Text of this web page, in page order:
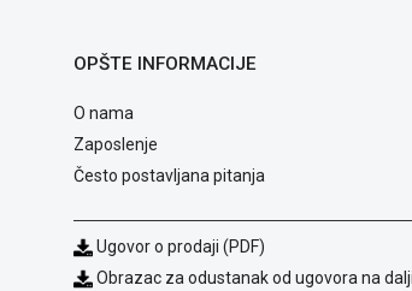
OPŠTE INFORMACIJE
O nama
Zaposlenje
Često postavljana pitanja
Ugovor o prodaji (PDF)
Obrazac za odustanak od ugovora na